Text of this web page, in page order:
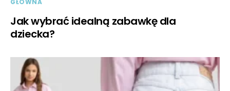
GŁÓWNA
Jak wybrać idealną zabawkę dla
dziecka?